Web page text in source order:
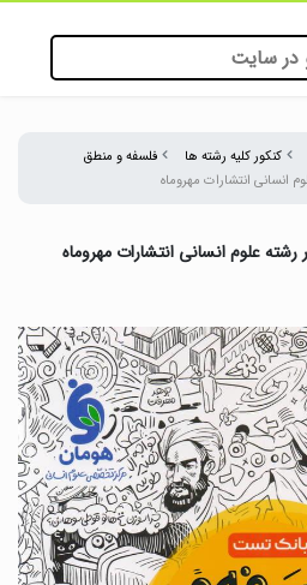
کنکور کلیه رشته ها
فلسفه و منطق
انسانی انتشارات مهروماه
علوم انسانی انتشارات مهروماه